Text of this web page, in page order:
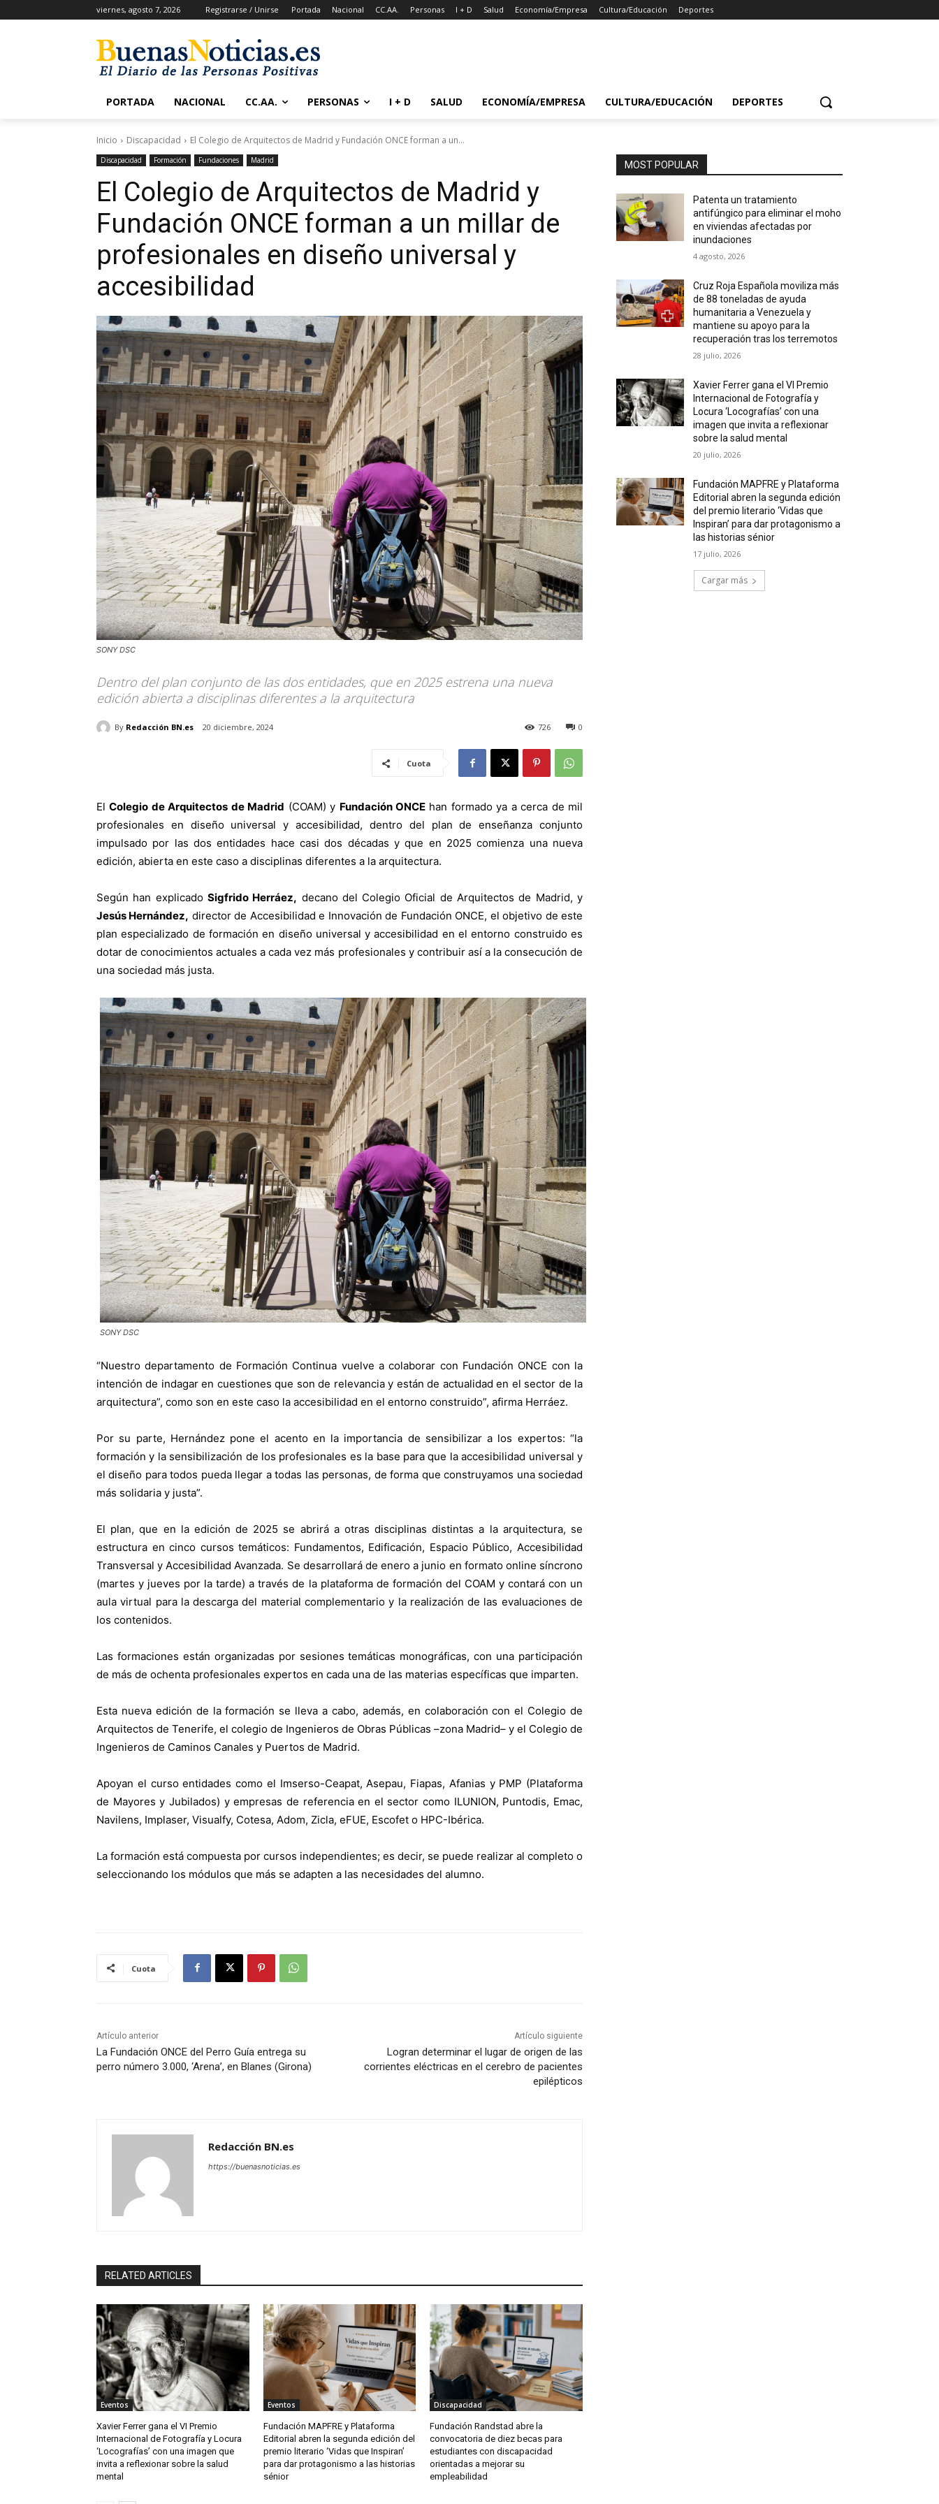
viernes, agosto 7, 2026 Registrarse / Unirse Portada Nacional CC.AA. Personas I + D Salud Economía/Empresa Cultura/Educación Deportes
PORTADA NACIONAL CC.AA. PERSONAS I + D SALUD ECONOMÍA/EMPRESA CULTURA/EDUCACIÓN DEPORTES
Inicio Discapacidad El Colegio de Arquitectos de Madrid y Fundación ONCE forman a un...
Discapacidad Formación Fundaciones Madrid
El Colegio de Arquitectos de Madrid y
Fundación ONCE forman a un millar de
profesionales en diseño universal y
accesibilidad
SONY DSC
Dentro del plan conjunto de las dos entidades, que en 2025 estrena una nueva
edición abierta a disciplinas diferentes a la arquitectura
By Redacción BN.es 20 diciembre, 2024 0
726
Cuota
ElColegio de Arquitectos de Madrid (COAM) y Fundación ONCEhan formado ya a cerca de mil
profesionales en diseño universal y accesibilidad, dentro del plan de enseñanza conjunto
impulsado por las dos entidades hace casi dos décadas y que en 2025 comienza una nueva
edición, abierta en este caso a disciplinas diferentes a la arquitectura.
Según han explicado Sigfrido Herráez, decano del Colegio Oficial de Arquitectos de Madrid, y
Jesús Hernández, director de Accesibilidad e Innovación de Fundación ONCE, el objetivo de este
plan especializado de formación en diseño universal y accesibilidad en el entorno construido es
dotar de conocimientos actuales a cada vez más profesionales y contribuir así a la consecución de
una sociedad más justa.
SONY DSC
“Nuestro departamento de Formación Continua vuelve a colaborar con Fundación ONCE con la
intención de indagar en cuestiones que son de relevancia y están de actualidad en el sector de la
arquitectura”, como son en este caso la accesibilidad en el entorno construido”, afirma Herráez.
Por su parte, Hernández pone el acento en la importancia de sensibilizar a los expertos: “la
formación y la sensibilización de los profesionales es la base para que la accesibilidad universal y
el diseño para todos pueda llegar a todas las personas, de forma que construyamos una sociedad
más solidaria y justa”.
El plan, que en la edición de 2025 se abrirá a otras disciplinas distintas a la arquitectura, se
estructura en cinco cursos temáticos: Fundamentos, Edificación, Espacio Público, Accesibilidad
Transversal y Accesibilidad Avanzada. Se desarrollará de enero a junio en formato online síncrono
(martes y jueves por la tarde) a través de la plataforma de formación del COAM y contará con un
aula virtual para la descarga del material complementario y la realización de las evaluaciones de
los contenidos.
Las formaciones están organizadas por sesiones temáticas monográficas, con una participación
de más de ochenta profesionales expertos en cada una de las materias específicas que imparten.
Esta nueva edición de la formación se lleva a cabo, además, en colaboración con el Colegio de
Arquitectos de Tenerife, el colegio de Ingenieros de Obras Públicas –zona Madrid– y el Colegio de
Ingenieros de Caminos Canales y Puertos de Madrid.
Apoyan el curso entidades como el Imserso-Ceapat, Asepau, Fiapas, Afanias y PMP (Plataforma
de Mayores y Jubilados) y empresas de referencia en el sector como ILUNION, Puntodis, Emac,
Navilens, Implaser, Visualfy, Cotesa, Adom, Zicla, eFUE, Escofet o HPC-Ibérica.
La formación está compuesta por cursos independientes; es decir, se puede realizar al completo o
seleccionando los módulos que más se adapten a las necesidades del alumno.
Cuota
Artículo anterior
La Fundación ONCE del Perro Guía entrega su
perro número 3.000, ‘Arena’, en Blanes (Girona)
Artículo siguiente
Logran determinar el lugar de origen de las
corrientes eléctricas en el cerebro de pacientes
epilépticos
Redacción BN.es
https://buenasnoticias.es
RELATED ARTICLES
Eventos
Xavier Ferrer gana el VI Premio
Internacional de Fotografía y Locura
‘Locografías’ con una imagen que
invita a reflexionar sobre la salud
mental
Eventos
Fundación MAPFRE y Plataforma
Editorial abren la segunda edición del
premio literario ‘Vidas que Inspiran’
para dar protagonismo a las historias
sénior
Discapacidad
Fundación Randstad abre la
convocatoria de diez becas para
estudiantes con discapacidad
orientadas a mejorar su
empleabilidad
MOST POPULAR
Patenta un tratamiento
antifúngico para eliminar el moho
en viviendas afectadas por
inundaciones
4 agosto, 2026
Cruz Roja Española moviliza más
de 88 toneladas de ayuda
humanitaria a Venezuela y
mantiene su apoyo para la
recuperación tras los terremotos
28 julio, 2026
Xavier Ferrer gana el VI Premio
Internacional de Fotografía y
Locura ‘Locografías’ con una
imagen que invita a reflexionar
sobre la salud mental
20 julio, 2026
Fundación MAPFRE y Plataforma
Editorial abren la segunda edición
del premio literario ‘Vidas que
Inspiran’ para dar protagonismo a
las historias sénior
17 julio, 2026
Cargar más